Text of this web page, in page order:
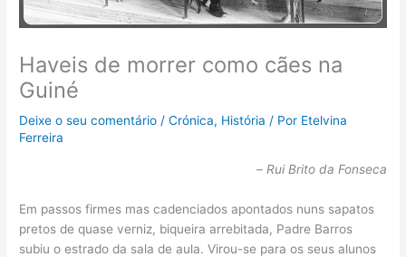
Haveis de morrer como cães na
Guiné
Deixe o seu comentário /Crónica, História / Por Etelvina
Ferreira
– Rui Brito da Fonseca
Em passos firmes mas cadenciados apontados nuns sapatos
pretos de quase verniz, biqueira arrebitada, Padre Barros
subiu o estrado da sala de aula. Virou-se para os seus alunos